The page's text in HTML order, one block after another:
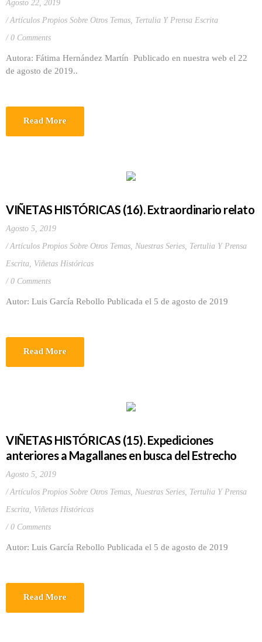
Agosto 22, 2019
Artículos Propios Sobre Otros Temas, Tertulia Y Prensa Escrita
0 Comments
Autora: Fátima Hernández Martín Publicado en nuestra web el 22
de agosto de 2019..
Read More
VIÑETAS HISTÓRICAS (16). Extraordinario relato
Agosto 5, 2019
Artículos Propios Sobre Otros Temas, Nuestras Series, Tertulia Y Prensa
Escrita, Viñetas Históricas
0 Comments
Autor: Luis García Rebollo Publicada el 5 de agosto de 2019
Read More
VIÑETAS HISTÓRICAS (15). Expediciones
anteriores a Magallanes en busca del Estrecho
Agosto 5, 2019
Artículos Propios Sobre Otros Temas, Nuestras Series, Tertulia Y Prensa
Escrita, Viñetas Históricas
0 Comments
Autor: Luis García Rebollo Publicada el 5 de agosto de 2019
Read More